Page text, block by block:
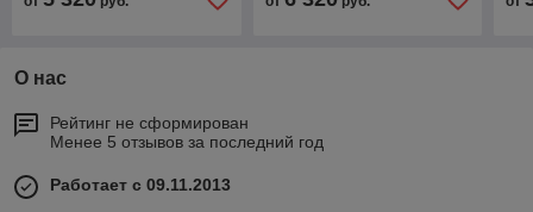
О нас
Рейтинг не сформирован
Менее 5 отзывов за последний год
Работает с 09.11.2013